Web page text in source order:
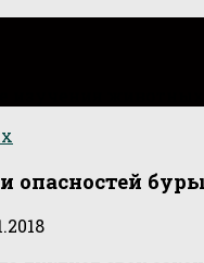
опасностей